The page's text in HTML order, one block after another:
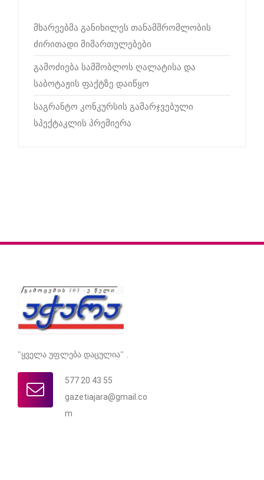
მხარეებმა განიხილეს თანამშრომლობის
ძირითადი მიმართულებები
გამოძიება სამშობლოს ღალატისა და
საბოტაჟის ფაქტზე დაიწყო
საგრანტო კონკურსის გამარჯვებული
სპექტაკლის პრემიერა
"ყველა უფლება დაცულია" .
577 20 43 55
gazetiajara@gmail.co
m